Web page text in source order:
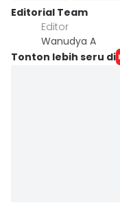
Editorial Team
Editor
Wanudya A
Tonton lebih seru di